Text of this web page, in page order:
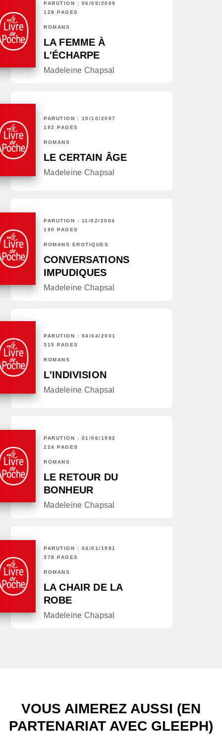
PARUTION : 06/05/2009
128 PAGES
ROMANS
LA FEMME À
L'ÉCHARPE
Madeleine Chapsal
PARUTION : 10/10/2007
192 PAGES
ROMANS
LE CERTAIN ÂGE
Madeleine Chapsal
PARUTION : 11/02/2004
190 PAGES
ROMANS ÉROTIQUES
CONVERSATIONS
IMPUDIQUES
Madeleine Chapsal
PARUTION : 04/04/2001
315 PAGES
ROMANS
L'INDIVISION
Madeleine Chapsal
PARUTION : 01/06/1992
224 PAGES
ROMANS
LE RETOUR DU
BONHEUR
Madeleine Chapsal
PARUTION : 04/01/1991
378 PAGES
ROMANS
LA CHAIR DE LA
ROBE
Madeleine Chapsal
VOUS AIMEREZ AUSSI (EN
PARTENARIAT AVEC GLEEPH)